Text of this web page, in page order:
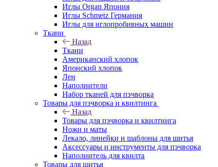
Иглы Organ Япония
Иглы Schmetz Германия
Иглы для иглопробивных машин
Ткани
Назад
Ткани
Американский хлопок
Японский хлопок
Лен
Наполнители
Набор тканей для пэчворка
Товары для пэчворка и квилтинга
Назад
Товары для пэчворка и квилтинга
Ножи и маты
Лекало, линейки и шаблоны для шитья
Аксессуары и инструменты для пэчворка
Наполнитель для квилта
Товары для шитья